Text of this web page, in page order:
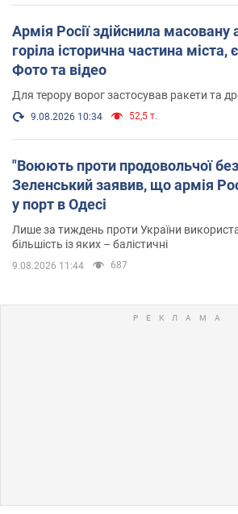
Армія Росії здійснила масовану
горіла історична частина міста,
Фото та відео
Для терору ворог застосував ракети та
9.08.2026 10:34 52,5 т.
"Воюють проти продовольчої
Зеленський заявив, що армія
у порт в Одесі
Лише за тиждень проти України
більшість із яких – балістичні
9.08.2026 11:44 687